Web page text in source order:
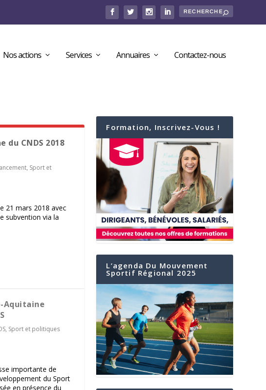
Nos actions Services Annuaires Contactez-nous
du CNDS 2018
, Sport et
21 mars 2018 avec
subvention via la
Aquitaine
, Sport et politiques
importante de
du Sport
en présence du
Formation, Inscrivez-Vous !
L’agenda Du Mouvement
Sportif Régional 2025